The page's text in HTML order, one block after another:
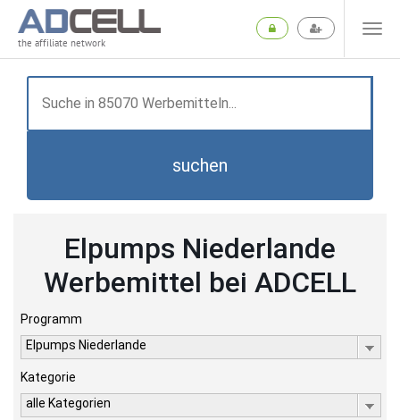
the affiliate network
suchen
Elpumps Niederlande
Werbemittel bei ADCELL
Programm
Elpumps Niederlande
Kategorie
alle Kategorien